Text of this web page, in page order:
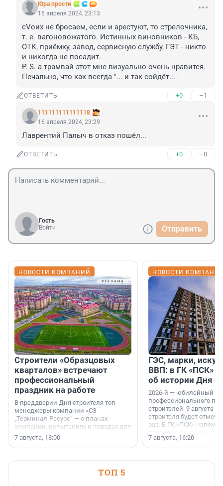
Юра прости
16 апреля 2024, 23:13
сVоих не бросаем, если и арестуют, то стрелочника,
т. е. вагоновожатого. Истинных виновников - КБ,
ОТК, приёмку, завод, сервисную службу, ГЭТ - никто
и никогда не посадит.
P. S. а трамвай этот мне визуально очень нравится.
Печально, что как всегда "... и так сойдёт... "
ОТВЕТИТЬ +0 –1
111111111111118
16 апреля 2024, 23:29
Лаврентий Палыч в отказ пошёл...
ОТВЕТИТЬ +0 –0
Гость
Войти
Отправить
НОВОСТИ КОМПАНИЙ
Строители «Образцовых
кварталов» встречают
профессиональный
праздник на работе
В преддверии Дня строителя топ-
менеджеры компании «СЗ
„Терминал-Ресурс“ — о планах
компании, испытаниях и поводах для
осторожного оптимизма.
7 августа, 18:00
НОВОСТИ
ГЭС, марки,
ВВП: в ГК «ПСК»
об истории Дня
2026-й — юбилейный
профессионального
строителей. 9 августа
строителя будет
раз. В ГК «ПСК»
поменялась роль
7 августа, 16:20
ТОП 5